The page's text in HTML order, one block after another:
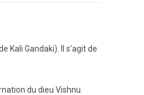
Kali Gandaki). Il s’agit de
du dieu Vishnu.